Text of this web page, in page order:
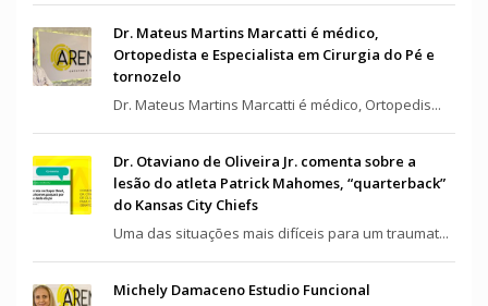
Dr. Mateus Martins Marcatti é médico,
Ortopedista e Especialista em Cirurgia do Pé e
tornozelo
Dr. Mateus Martins Marcatti é médico, Ortopedis...
Dr. Otaviano de Oliveira Jr. comenta sobre a
lesão do atleta Patrick Mahomes, “quarterback”
do Kansas City Chiefs
Uma das situações mais difíceis para um traumat...
Michely Damaceno Estudio Funcional